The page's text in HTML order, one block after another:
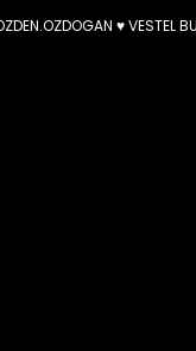
♥️ VESTEL